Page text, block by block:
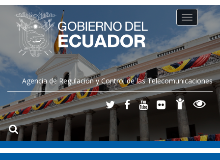
Agencia de Regulación y Control de las Telecomunicaciones
Toggle
navigation